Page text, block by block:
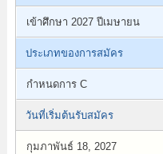
เข้าศึกษา 2027 ปีเมษายน
ประเภทของการสมัคร
กำหนดการ C
วันที่เริ่มต้นรับสมัคร
กุมภาพันธ์ 18, 2027